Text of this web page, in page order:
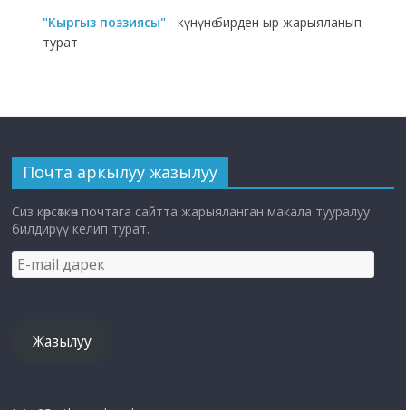
"Кыргыз поэзиясы" - күнүнө бирден ыр жарыяланып
турат
Почта аркылуу жазылуу
Сиз көрсөткөн почтага сайтта жарыяланган макала тууралуу
билдирүү келип турат.
E-
mail
Жазылуу